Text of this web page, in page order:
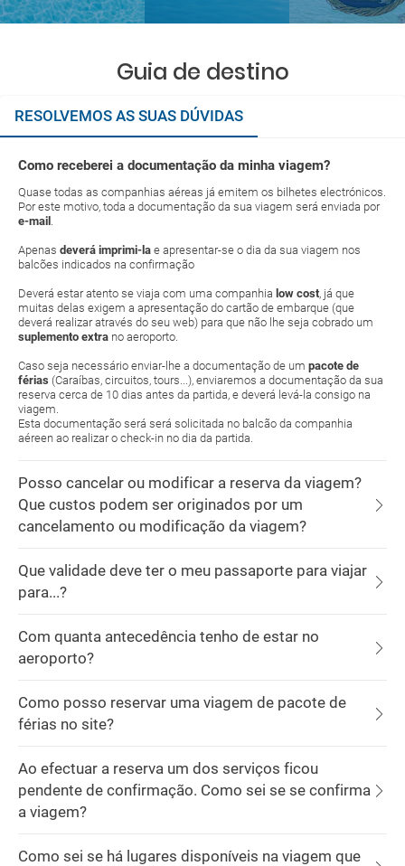
Guia de destino
RESOLVEMOS AS SUAS DÚVIDAS
Como receberei a documentação da minha viagem?
Quase todas as companhias aéreas já emitem os bilhetes electrónicos.
Por este motivo, toda a documentação da sua viagem será enviada por
e-mail .
Apenas deverá imprimi-la e apresentar-se o dia da sua viagem nos
balcões indicados na confirmação
Deverá estar atento se viaja com uma companhia low cost, já que
muitas delas exigem a apresentação do cartão de embarque (que
deverá realizar através do seu web) para que não lhe seja cobrado um
suplemento extra no aeroporto.
Caso seja necessário enviar-lhe a documentação de um pacote de
férias (Caraíbas, circuitos, tours...), enviaremos a documentação da sua
reserva cerca de 10 dias antes da partida, e deverá levá-la consigo na
viagem.
Esta documentação será será solicitada no balcão da companhia
aéreen ao realizar o check-in no dia da partida.
Posso cancelar ou modificar a reserva da viagem?
Que custos podem ser originados por um
cancelamento ou modificação da viagem?
Que validade deve ter o meu passaporte para viajar
para...?
Com quanta antecedência tenho de estar no
aeroporto?
Como posso reservar uma viagem de pacote de
férias no site?
Ao efectuar a reserva um dos serviços ficou
pendente de confirmação. Como sei se se confirma
a viagem?
Como sei se há lugares disponíveis na viagem que